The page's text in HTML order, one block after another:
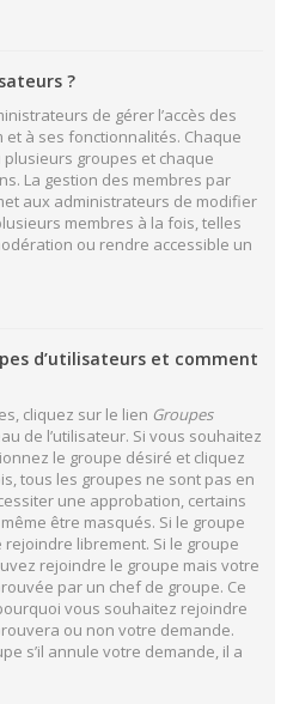
?
de gérer l’accès des
à ses fonctionnalités. Chaque
groupes et chaque
La gestion des membres par
aux administrateurs de modifier
membres à la fois, telles
ou rendre accessible un
d’utilisateurs et comment
cliquez sur le lien Groupes
de l’utilisateur. Si vous souhaitez
le groupe désiré et cliquez
tous les groupes ne sont pas en
une approbation, certains
être masqués. Si le groupe
rejoindre librement. Si le groupe
rejoindre le groupe mais votre
par un chef de groupe. Ce
vous souhaitez rejoindre
ou non votre demande.
s’il annule votre demande, il a